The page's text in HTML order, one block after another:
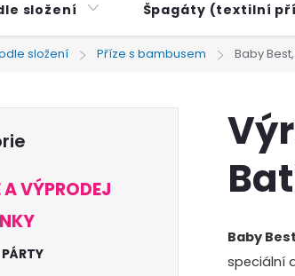
složení Špagáty (textilní
složení Příze s bambusem Baby
VÝPRODEJ
Baby
speciální